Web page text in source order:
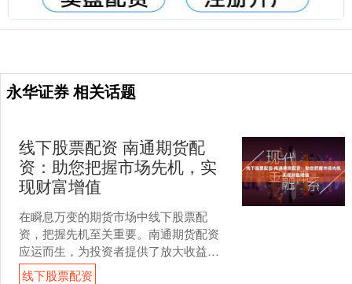
永华证券 相关话题
线下股票配资 南通期货配
资：助您把握市场先机，实
现财富增值
在瞬息万变的期货市场中线下股票配
资，把握先机至关重要。南通期货配资
应运而生，为投资者提供了放大收益的
有效工具。 过度配资是指投资者借入的
线下股票配资